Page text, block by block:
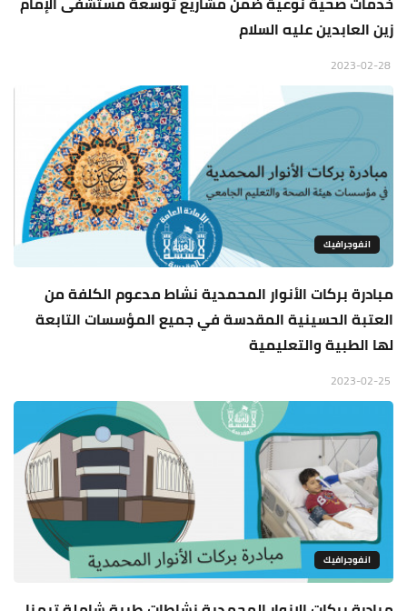
زين العابدين عليه السلام
انفوجرافيك
مبادرة بركات الأنوار المحمدية نشاط مدعوم الكلفة من
العتبة الحسينية المقدسة في جميع المؤسسات التابعة
لها الطبية والتعليمية
انفوجرافيك